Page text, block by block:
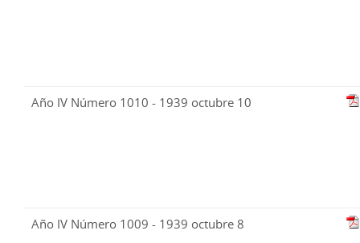
Año IV Número 1010 - 1939 octubre 10
Año IV Número 1009 - 1939 octubre 8